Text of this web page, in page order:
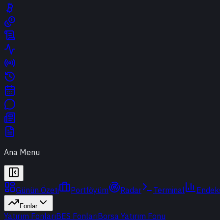
Ana Menu
Günün Özeti Portföyüm Radar Terminal
Fonlar
Yatırım FonlarıBES FonlarıBorsa Yatırım Fonu